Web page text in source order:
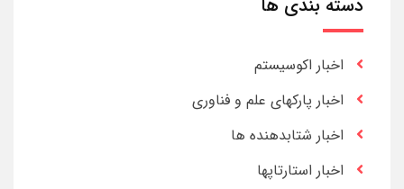
دسته بندی ها
اخبار اکوسیستم
اخبار پارکهای علم و فناوری
اخبار شتابدهنده ها
اخبار استارتاپها